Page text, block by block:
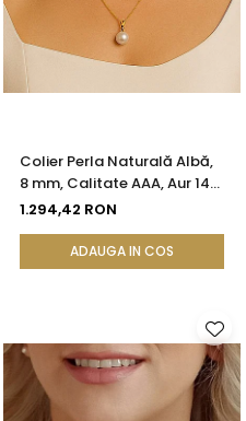
Colier Perla Naturală Albă,
8 mm, Calitate AAA, Aur 14K
(aur 585) | KASKADDA®
1.294,42 RON
ADAUGA IN COS